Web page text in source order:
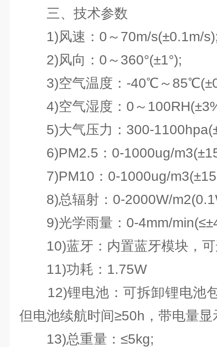
三、技术参数
1)风速：0～70m/s(±0.1m/
2)风向：0～360°(±1°);
3)空气温度：-40℃～
4)空气湿度：0～
5)大气压力：300-
6)PM2.5：0-1000ug/
7)PM10：0-1000ug/
8)总辐射：0-2000W/
9)光学雨量：0-4mm/
10)蓝牙：内置蓝牙模块，可
11)功耗：1.75W
12)锂电池：可拆卸锂电池
但电池续航时间≥50h，带电量显
13)总重量：≤5kg;